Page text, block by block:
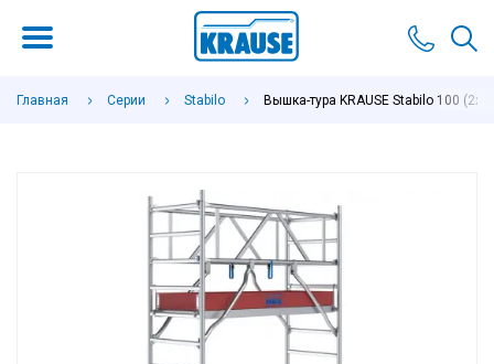
Главная Серии Stabilo Вышка-тура KRAUSE Stabilo 100